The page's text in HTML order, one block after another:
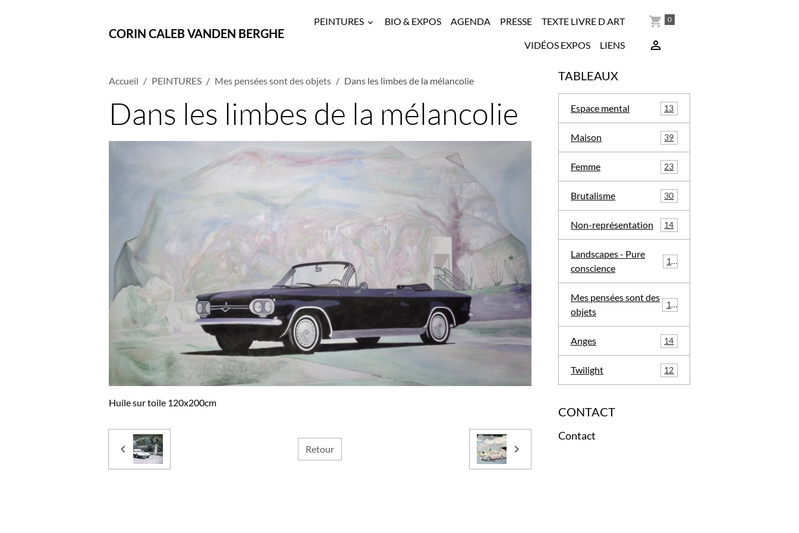
CORIN CALEB VANDEN BERGHE
PEINTURES BIO & EXPOS AGENDA PRESSE TEXTE LIVRE D ART
VIDÉOS EXPOS LIENS
0
Accueil PEINTURES Mes pensées sont des objets Dans les limbes de la mélancolie
Dans les limbes de la mélancolie
Huile sur toile 120x200cm
Retour
TABLEAUX
Espace mental 13
Maison 39
Femme 23
Brutalisme 30
Non-représentation 14
Landscapes - Pure
conscience
16
Mes pensées sont des
objets
12
Anges 14
Twilight 12
CONTACT
Contact